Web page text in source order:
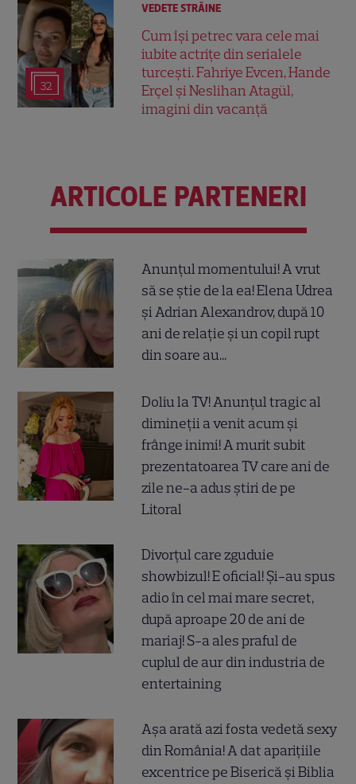
32
VEDETE STRĂINE
Cum își petrec vara cele mai
iubite actrițe din serialele
turcești. Fahriye Evcen, Hande
Erçel și Neslihan Atagül,
imagini din vacanță
ARTICOLE PARTENERI
Anunțul momentului! A vrut
să se știe de la ea! Elena Udrea
și Adrian Alexandrov, după 10
ani de relație și un copil rupt
din soare au...
Doliu la TV! Anunțul tragic al
dimineții a venit acum și
frânge inimi! A murit subit
prezentatoarea TV care ani de
zile ne-a adus știri de pe
Litoral
Divorțul care zguduie
showbizul! E oficial! Și-au spus
adio în cel mai mare secret,
după aproape 20 de ani de
mariaj! S-a ales praful de
cuplul de aur din industria de
entertaining
Așa arată azi fosta vedetă sexy
din România! A dat aparițiile
excentrice pe Biserică și Biblia